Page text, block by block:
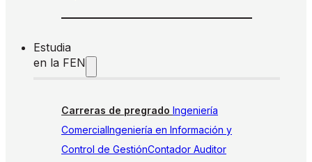
Estudia
en la FEN
Carreras de pregrado Ingeniería
ComercialIngeniería en Información y
Control de GestiónContador Auditor